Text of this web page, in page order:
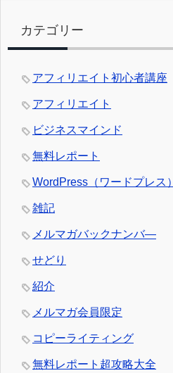
カテゴリー
アフィリエイト初心者講座
アフィリエイト
ビジネスマインド
無料レポート
WordPress（ワードプレス）
雑記
メルマガバックナンバ―
せどり
紹介
メルマガ会員限定
コピーライティング
無料レポート超攻略大全